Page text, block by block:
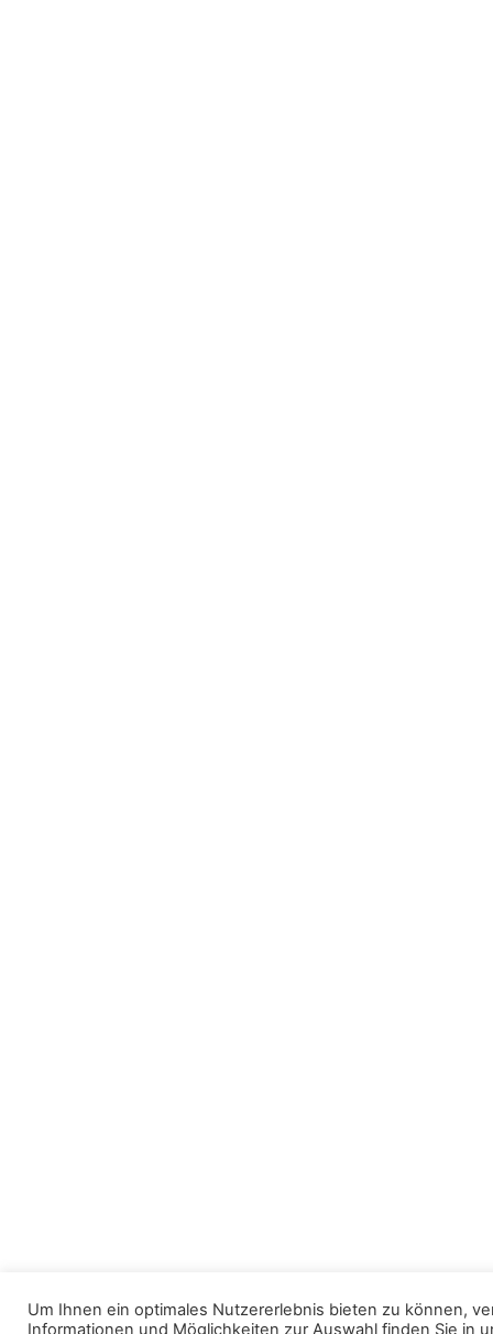
Um Ihnen ein optimales Nutzererlebnis bieten zu können,
Informationen und Möglichkeiten zur Auswahl finden Sie in